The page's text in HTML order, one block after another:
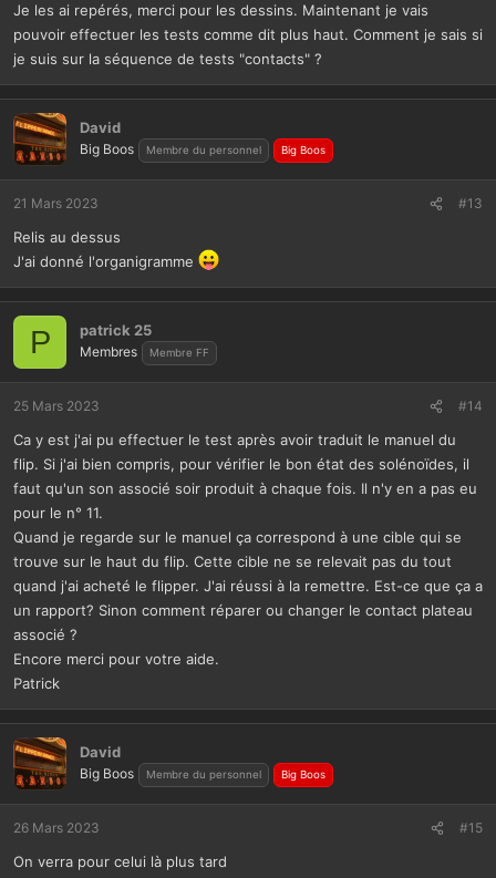
Je les ai repérés, merci pour les dessins. Maintenant je vais
pouvoir effectuer les tests comme dit plus haut. Comment je sais si
je suis sur la séquence de tests "contacts" ?
David
Big Boos Membre du personnel Big Boos
21 Mars 2023 #13
Relis au dessus
J'ai donné l'organigramme
P patrick 25
Membres Membre FF
25 Mars 2023 #14
Ca y est j'ai pu effectuer le test après avoir traduit le manuel du
flip. Si j'ai bien compris, pour vérifier le bon état des solénoïdes, il
faut qu'un son associé soir produit à chaque fois. Il n'y en a pas eu
pour le n° 11.
Quand je regarde sur le manuel ça correspond à une cible qui se
trouve sur le haut du flip. Cette cible ne se relevait pas du tout
quand j'ai acheté le flipper. J'ai réussi à la remettre. Est-ce que ça a
un rapport? Sinon comment réparer ou changer le contact plateau
associé ?
Encore merci pour votre aide.
Patrick
David
Big Boos Membre du personnel Big Boos
26 Mars 2023 #15
On verra pour celui là plus tard